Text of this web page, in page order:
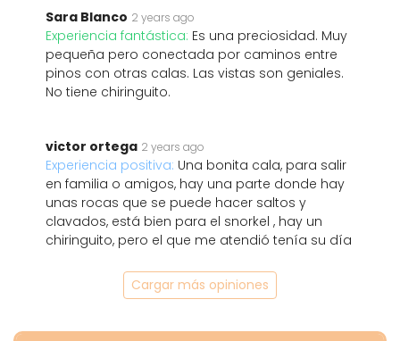
Sara Blanco 2 years ago
Experiencia fantástica: Es una preciosidad. Muy
pequeña pero conectada por caminos entre
pinos con otras calas. Las vistas son geniales.
No tiene chiringuito.
victor ortega 2 years ago
Experiencia positiva: Una bonita cala, para salir
en familia o amigos, hay una parte donde hay
unas rocas que se puede hacer saltos y
clavados, está bien para el snorkel , hay un
chiringuito, pero el que me atendió tenía su día
Cargar más opiniones